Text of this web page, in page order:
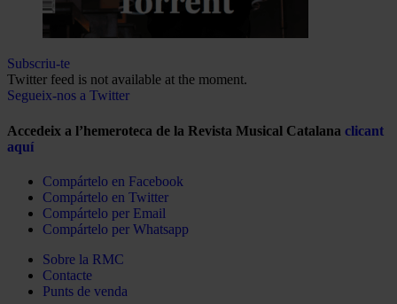
Subscriu-te
Twitter feed is not available at the moment.
Segueix-nos a Twitter
Accedeix a l’hemeroteca de la Revista Musical Catalana clicant
aquí
Compártelo en Facebook
Compártelo en Twitter
Compártelo per Email
Compártelo per Whatsapp
Sobre la RMC
Contacte
Punts de venda